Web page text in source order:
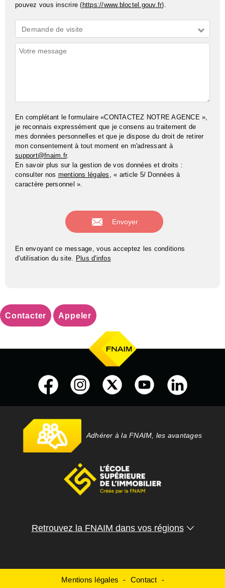
pouvez vous inscrire ( https://www.bloctel.gouv.fr).
Demande
*
Demande de visite
Commentaires
En complétant le formulaire «CONTACTEZ NOTRE AGENCE »,
je reconnais expressément que je consens au traitement de
mes données personnelles et que je dispose du droit de retirer
mon consentement à tout moment en m'adressant à
support@fnaim.fr.
En savoir plus sur la gestion de vos données et droits :
consulter nos mentions légales , « article 5/ Données à
caractère personnel ».
En envoyant ce message, vous acceptez les conditions
d'utilisation du site. Plus d'infos
Contacter Appeler
Adhérer à la FNAIM, les avantages
Retrouvez la FNAIM dans vos régions
Mentions légales Contact